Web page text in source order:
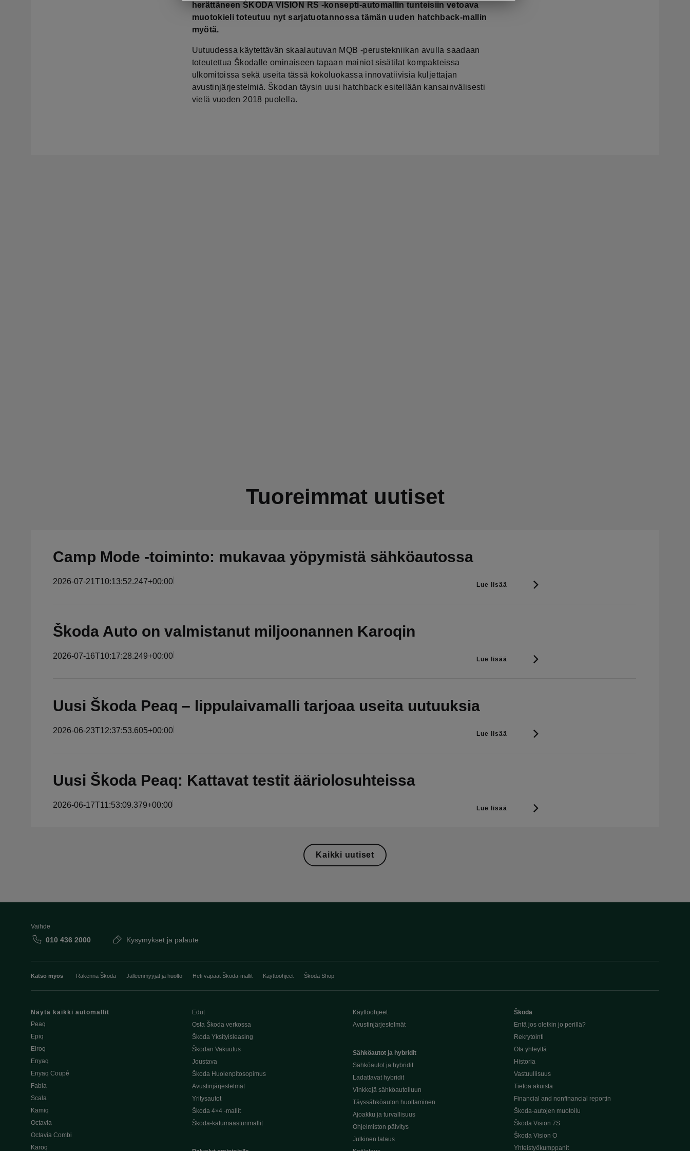
herättäneen ŠKODA VISION RS -konsepti-automallin tunteisiin vetoava
muotokieli toteutuu nyt sarjatuotannossa tämän uuden hatchback-mallin
myötä.
Uutuudessa käytettävän skaalautuvan MQB -perustekniikan avulla saadaan
toteutettua Škodalle ominaiseen tapaan mainiot sisätilat kompakteissa
ulkomitoissa sekä useita tässä kokoluokassa innovatiivisia kuljettajan
avustinjärjestelmiä. Škodan täysin uusi hatchback esitellään kansainvälisesti
vielä vuoden 2018 puolella.
Tuoreimmat uutiset
Camp Mode -toiminto: mukavaa yöpymistä sähköautossa
2026-07-21T10:13:52.247+00:00 Lue lisää
Škoda Auto on valmistanut miljoonannen Karoqin
2026-07-16T10:17:28.249+00:00 Lue lisää
Uusi Škoda Peaq – lippulaivamalli tarjoaa useita uutuuksia
2026-06-23T12:37:53.605+00:00 Lue lisää
Uusi Škoda Peaq: Kattavat testit ääriolosuhteissa
2026-06-17T11:53:09.379+00:00 Lue lisää
Kaikki uutiset
Vaihde
010 436 2000 Kysymykset ja palaute
Katso myös Rakenna Škoda Jälleenmyyjät ja huolto Heti vapaat Škoda-mallit Käyttöohjeet Škoda Shop
Näytä kaikki automallit
Peaq
Epiq
Elroq
Enyaq
Enyaq Coupé
Fabia
Scala
Kamiq
Octavia
Octavia Combi
Karoq
Edut
Osta Škoda verkossa
Škoda Yksityisleasing
Škodan Vakuutus
Joustava
Škoda Huolenpitosopimus
Avustinjärjestelmät
Yritysautot
Škoda 4×4 -mallit
Škoda-katumaasturimallit
Käyttöohjeet
Avustinjärjestelmät
Sähköautot ja hybridit
Sähköautot ja hybridit
Ladattavat hybridit
Vinkkejä sähköautoiluun
Täyssähköauton huoltaminen
Ajoakku ja turvallisuus
Ohjelmiston päivitys
Julkinen lataus
Škoda
Entä jos oletkin jo perillä?
Rekrytointi
Ota yhteyttä
Historia
Vastuullisuus
Tietoa akuista
Financial and nonfinancial reportin
Škoda-autojen muotoilu
Škoda Vision 7S
Škoda Vision O
Yhteistyökumppanit